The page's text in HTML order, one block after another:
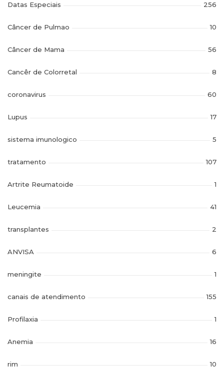
Datas Especiais 256
Câncer de Pulmao 10
Câncer de Mama 56
Cancêr de Colorretal 8
coronavirus 60
Lupus 17
sistema imunologico 5
tratamento 107
Artrite Reumatoide 1
Leucemia 41
transplantes 2
ANVISA 6
meningite 1
canais de atendimento 155
Profilaxia 1
Anemia 16
rim 10